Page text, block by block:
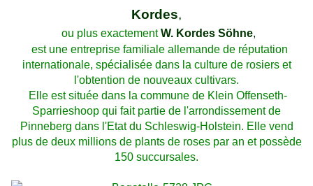
Kordes,
ou plus exactementW. Kordes Söhne,
est une entreprise familiale allemande de réputation
internationale, spécialisée dans la culture de rosiers et
l'obtention de nouveaux cultivars.
Elle est située dans la commune de Klein Offenseth-
Sparrieshoop qui fait partie de l'arrondissement de
Pinneberg dans l'Etat du Schleswig-Holstein. Elle vend
plus de deux millions de plants de roses par an et possède
150 succursales.